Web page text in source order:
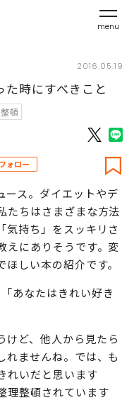
menu
2016.05.19
た時にすべきこと
頓
ォロー
ース。ダイエットやデ
たちはさまざまな方法
気持ち」をスッキリさ
にありそうです。変
しい本の紹介です。
あなたはきれい好き
けど、他人から見たら
れませんね。では、も
れいだと思います
理整頓されています